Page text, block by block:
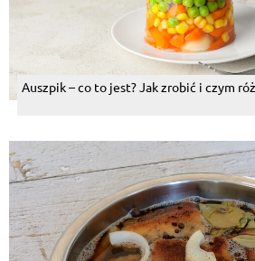
Auszpik – co to jest? Jak zrobić i czym